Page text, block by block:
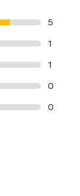
5
1
1
0
0